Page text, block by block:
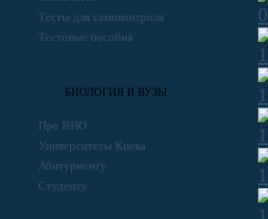
Тесты для самоконтроля
Тестовые пособия
БИОЛОГИЯ И ВУЗЫ
Про ВНО
Университеты Киева
Абитуриенту
Студенту